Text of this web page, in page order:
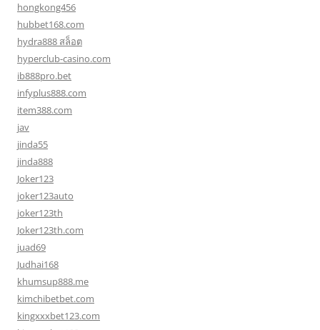
hongkong456
hubbet168.com
hydra888 สล็อต
hyperclub-casino.com
ib888pro.bet
infyplus888.com
item388.com
jav
jinda55
jinda888
Joker123
joker123auto
joker123th
Joker123th.com
juad69
Judhai168
khumsup888.me
kimchibetbet.com
kingxxxbet123.com